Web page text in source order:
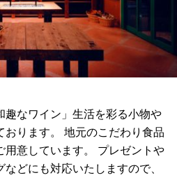
趣なワイン」生活を彩る小物や
おります。 地元のこだわり食品
用意しています。 プレゼントや
どにも対応いたしますので、